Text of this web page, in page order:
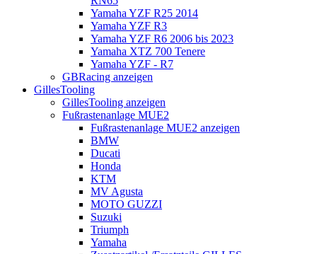
Yamaha YZF R25 2014
Yamaha YZF R3
Yamaha YZF R6 2006 bis 2023
Yamaha XTZ 700 Tenere
Yamaha YZF - R7
GBRacing anzeigen
GillesTooling
GillesTooling anzeigen
Fußrastenanlage MUE2
Fußrastenanlage MUE2 anzeigen
BMW
Ducati
Honda
KTM
MV Agusta
MOTO GUZZI
Suzuki
Triumph
Yamaha